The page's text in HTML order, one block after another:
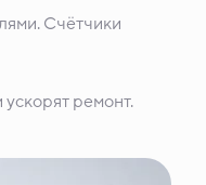
Счётчики
ремонт.